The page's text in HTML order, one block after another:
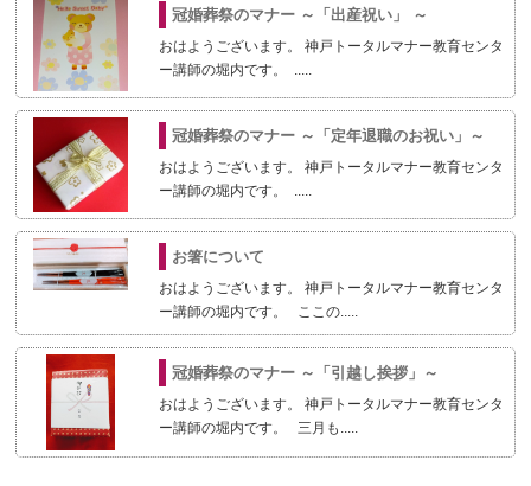
冠婚葬祭のマナー ～「出産祝い」 ～
おはようございます。 神戸トータルマナー教育センタ
ー講師の堀内です。 .....
冠婚葬祭のマナー ～「定年退職のお祝い」～
おはようございます。 神戸トータルマナー教育センタ
ー講師の堀内です。 .....
お箸について
おはようございます。 神戸トータルマナー教育センタ
ー講師の堀内です。 ここの.....
冠婚葬祭のマナー ～「引越し挨拶」～
おはようございます。 神戸トータルマナー教育センタ
ー講師の堀内です。 三月も.....